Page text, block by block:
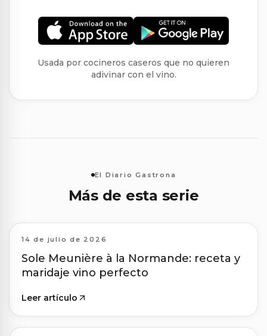
Usada por cocineros caseros que no quieren
adivinar con el vino.
El Diario Gastrona
Más de esta serie
14 de julio de 2026
Sole Meunière à la Normande: receta y
maridaje vino perfecto
Leer artículo